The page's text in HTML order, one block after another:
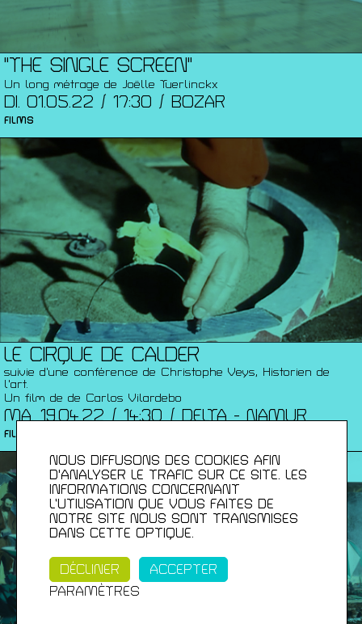
"THE SINGLE SCREEN"
Un long métrage de Joëlle Tuerlinckx
DI. 01.05.22 / 17:30 / BOZAR
FILMS
LE CIRQUE DE CALDER
suivie d’une conférence de Christophe Veys, Historien de
l'art.
Un film de de Carlos Vilardebo
MA. 19.04.22 / 14:30 / DELTA - NAMUR
FILMS
NOUS DIFFUSONS DES COOKIES AFIN
D'ANALYSER LE TRAFIC SUR CE SITE. LES
INFORMATIONS CONCERNANT
L’UTILISATION QUE VOUS FAITES DE
NOTRE SITE NOUS SONT TRANSMISES
DANS CETTE OPTIQUE.
DÉCLINER
ACCEPTER
PARAMÈTRES